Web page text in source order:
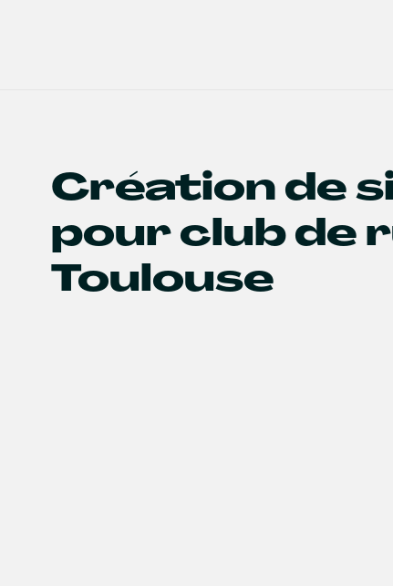
Création de
pour club de
Toulouse